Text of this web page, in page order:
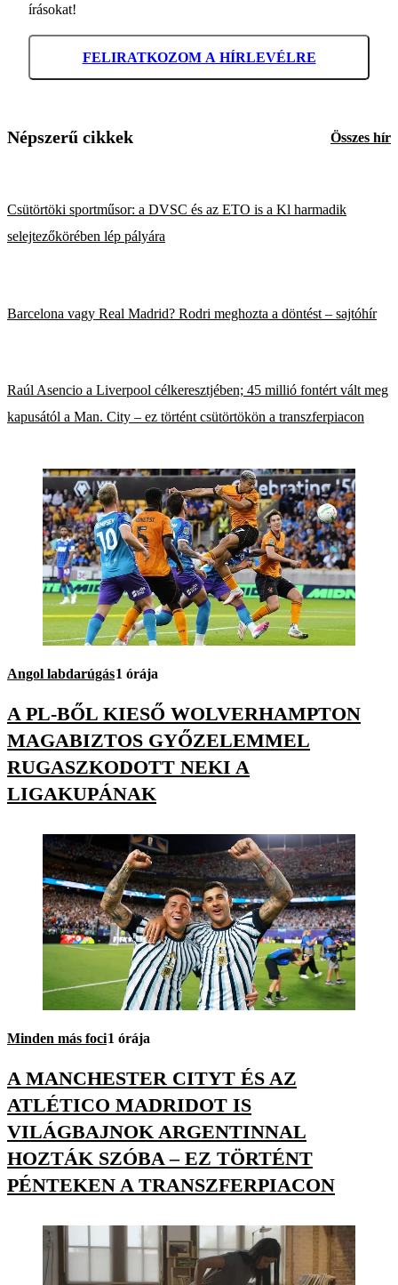
írásokat!
FELIRATKOZOM A HÍRLEVÉLRE
Népszerű cikkek Összes hír
Csütörtöki sportműsor: a DVSC és az ETO is a Kl harmadik
selejtezőkörében lép pályára
Barcelona vagy Real Madrid? Rodri meghozta a döntést – sajtóhír
Raúl Asencio a Liverpool célkeresztjében; 45 millió fontért vált meg
kapusától a Man. City – ez történt csütörtökön a transzferpiacon
Angol labdarúgás1 órája
A PL-BŐL KIESŐ WOLVERHAMPTON
MAGABIZTOS GYŐZELEMMEL
RUGASZKODOTT NEKI A
LIGAKUPÁNAK
Minden más foci1 órája
A MANCHESTER CITYT ÉS AZ
ATLÉTICO MADRIDOT IS
VILÁGBAJNOK ARGENTINNAL
HOZTÁK SZÓBA – EZ TÖRTÉNT
PÉNTEKEN A TRANSZFERPIACON